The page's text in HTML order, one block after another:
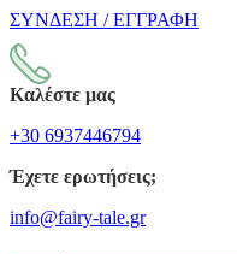
ΣΥΝΔΕΣΗ / ΕΓΓΡΑΦΗ
Καλέστε μας
+30 6937446794
Έχετε ερωτήσεις;
info@fairy-tale.gr